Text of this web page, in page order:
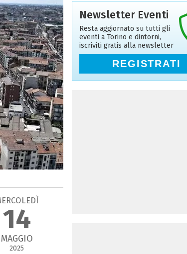
14
MAGGIO
2025
Newsletter Eventi
Resta aggiornato su tutti gli
eventi a Torino e dintorni,
iscriviti gratis alla newsletter
REGISTRATI